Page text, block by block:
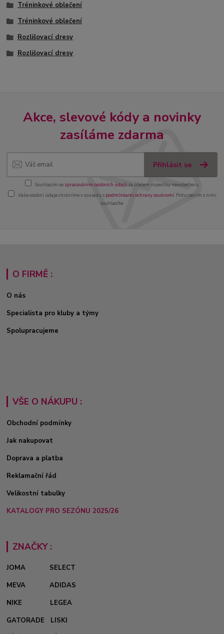
Tréninkové oblečení
Tréninkové oblečení
Rozlišovací dresy
Rozlišovací dresy
Akce, slevové kódy a novinky
zasíláme zdarma
Přihlásit se
Souhlasím se zpracováním osobních údajůza účelem rozesílky newsletteru.
Vaše osobní údaje chráníme v souladu s podmínkami ochrany soukromí. Potvrzením s nimi
souhlasíte.
O FIRMĚ :
O nás
Specialista pro kluby a týmy
Spolupracujeme
VŠE O NÁKUPU :
Obchodní podmínky
Jak nakupovat
Doprava a platba
Reklamační řád
Velikostní tabulky
KATALOGY PRO SEZÓNU 2025/26
ZNAČKY :
JOMA
SELECT
MEVA
ADIDAS
NIKE
LEGEA
GATORADE
LISKI